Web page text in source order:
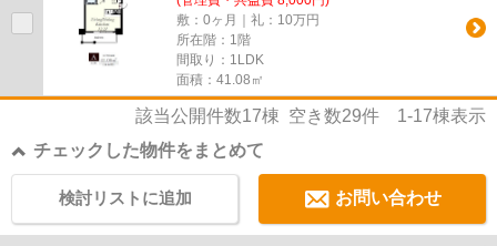
敷：0ヶ月｜礼：10万円
所在階：1階
間取り：1LDK
面積：41.08㎡
該当公開件数17棟 空き数29件 1-17棟表示
チェックした物件をまとめて
お問い合わせ
検討リストに追加